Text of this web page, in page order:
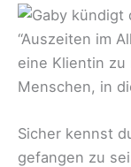
“Auszeiten im
eine Klientin zu
Menschen, in
Sicher kennst
gefangen zu